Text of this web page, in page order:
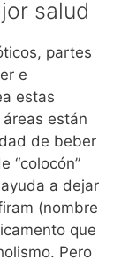
salud
partes
e
estas
están
de beber
“colocón”
a dejar
(nombre
que
Pero